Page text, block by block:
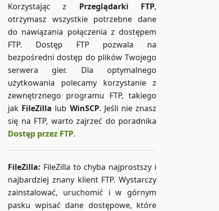
Korzystając z Przeglądarki FTP,
otrzymasz wszystkie potrzebne dane
do nawiązania połączenia z dostępem
FTP. Dostęp FTP pozwala na
bezpośredni dostęp do plików Twojego
serwera gier. Dla optymalnego
użytkowania polecamy korzystanie z
zewnętrznego programu FTP, takiego
jak FileZilla lub WinSCP. Jeśli nie znasz
się na FTP, warto zajrzeć do poradnika
Dostęp przez FTP.
FileZilla: FileZilla to chyba najprostszy i
najbardziej znany klient FTP. Wystarczy
zainstalować, uruchomić i w górnym
pasku wpisać dane dostępowe, które